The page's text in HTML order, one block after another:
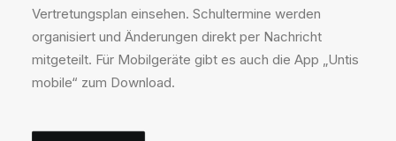
Vertretungsplan einsehen. Schultermine werden
organisiert und Änderungen direkt per Nachricht
mitgeteilt. Für Mobilgeräte gibt es auch die App „Untis
mobile“ zum Download.